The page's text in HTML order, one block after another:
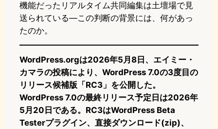
機能だったリアルタイム共同編集は土壇場で見
送られている―この判断の背景には、何があっ
たのか。
WordPress.orgは2026年5月8日、エイミー・
カマラの投稿により、WordPress 7.0の3度目の
リリース候補版「RC3」を公開した。
WordPress 7.0の最終リリース予定日は2026年
5月20日である。RC3はWordPress Beta
Testerプラグイン、直接ダウンロード(zip)、